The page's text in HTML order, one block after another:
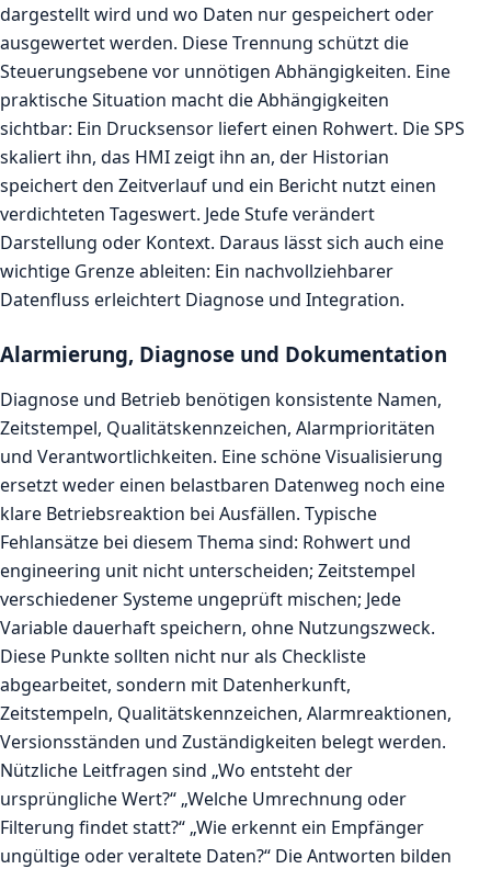
dargestellt wird und wo Daten nur gespeichert oder
ausgewertet werden. Diese Trennung schützt die
Steuerungsebene vor unnötigen Abhängigkeiten. Eine
praktische Situation macht die Abhängigkeiten
sichtbar: Ein Drucksensor liefert einen Rohwert. Die SPS
skaliert ihn, das HMI zeigt ihn an, der Historian
speichert den Zeitverlauf und ein Bericht nutzt einen
verdichteten Tageswert. Jede Stufe verändert
Darstellung oder Kontext. Daraus lässt sich auch eine
wichtige Grenze ableiten: Ein nachvollziehbarer
Datenfluss erleichtert Diagnose und Integration.
Alarmierung, Diagnose und Dokumentation
Diagnose und Betrieb benötigen konsistente Namen,
Zeitstempel, Qualitätskennzeichen, Alarmprioritäten
und Verantwortlichkeiten. Eine schöne Visualisierung
ersetzt weder einen belastbaren Datenweg noch eine
klare Betriebsreaktion bei Ausfällen. Typische
Fehlansätze bei diesem Thema sind: Rohwert und
engineering unit nicht unterscheiden; Zeitstempel
verschiedener Systeme ungeprüft mischen; Jede
Variable dauerhaft speichern, ohne Nutzungszweck.
Diese Punkte sollten nicht nur als Checkliste
abgearbeitet, sondern mit Datenherkunft,
Zeitstempeln, Qualitätskennzeichen, Alarmreaktionen,
Versionsständen und Zuständigkeiten belegt werden.
Nützliche Leitfragen sind „Wo entsteht der
ursprüngliche Wert?“ „Welche Umrechnung oder
Filterung findet statt?“ „Wie erkennt ein Empfänger
ungültige oder veraltete Daten?“ Die Antworten bilden